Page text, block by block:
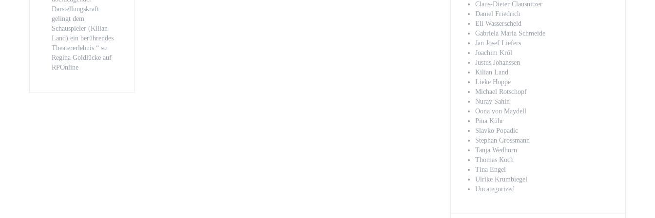
Darstellungskraft
gelingt dem
Schauspieler (Kilian
Land) ein berührendes
Theatererlebnis.“ so
Regina Goldlücke auf
RPOnline
Claus-Dieter Clausnitzer
Daniel Friedrich
Eli Wasserscheid
Gabriela Maria Schmeide
Jan Josef Liefers
Joachim Król
Justus Johanssen
Kilian Land
Lieke Hoppe
Michael Rotschopf
Nuray Sahin
Oona von Maydell
Pina Kühr
Slavko Popadic
Stephan Grossmann
Tanja Wedhorn
Thomas Koch
Tina Engel
Ulrike Krumbiegel
Uncategorized